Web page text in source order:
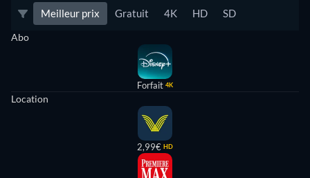
Meilleur prix Gratuit 4K HD SD
Abo
Forfait 4K
Location
2,99€ HD